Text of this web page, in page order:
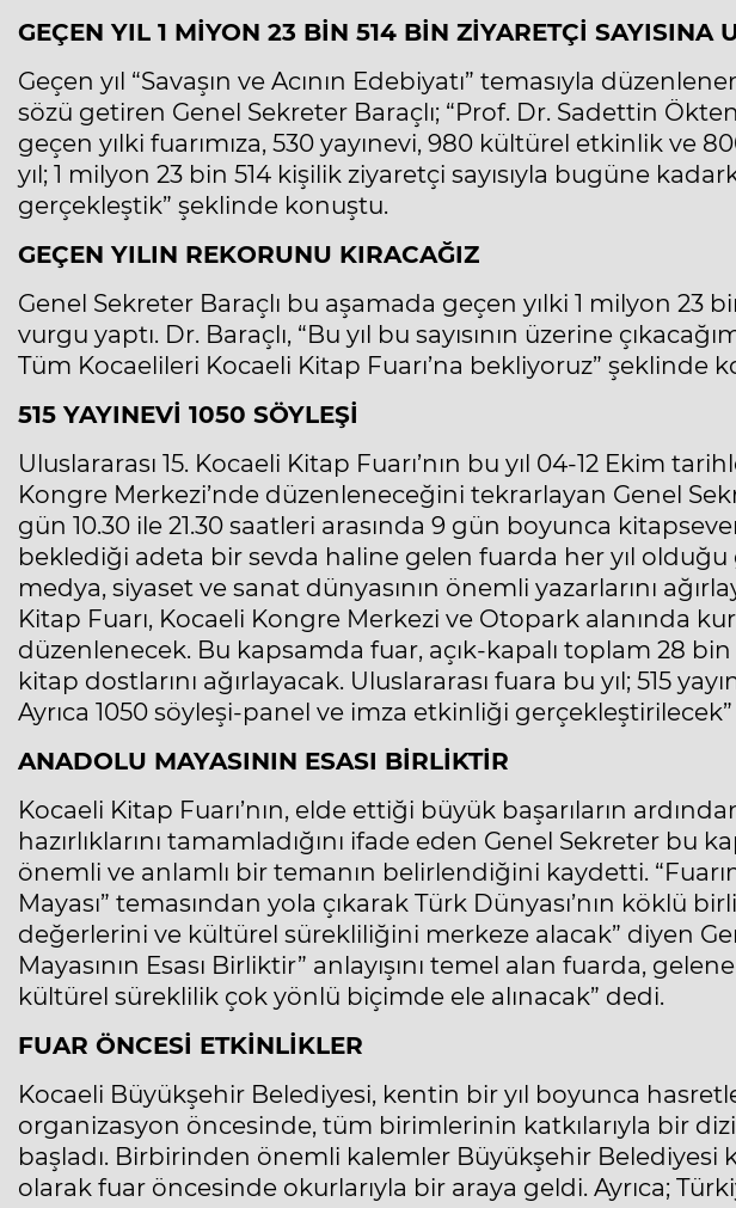
GEÇEN YIL 1 MİYON 23 BİN 514 BİN ZİYARETÇİ SAYISINA
Geçen yıl “Savaşın ve Acının Edebiyatı” temasıyla
sözü getiren Genel Sekreter Baraçlı; “Prof. Dr. Sadettin
geçen yılki fuarımıza, 530 yayınevi, 980 kültürel etkinlik ve
yıl; 1 milyon 23 bin 514 kişilik ziyaretçi sayısıyla bugüne
gerçekleştik” şeklinde konuştu.
GEÇEN YILIN REKORUNU KIRACAĞIZ
Genel Sekreter Baraçlı bu aşamada geçen yılki 1 milyon 23
vurgu yaptı. Dr. Baraçlı, “Bu yıl bu sayısının üzerine
Tüm Kocaelileri Kocaeli Kitap Fuarı’na bekliyoruz” şeklinde
515 YAYINEVİ 1050 SÖYLEŞİ
Uluslararası 15. Kocaeli Kitap Fuarı’nın bu yıl 04-12 Ekim
Kongre Merkezi’nde düzenleneceğini tekrarlayan Genel
gün 10.30 ile 21.30 saatleri arasında 9 gün boyunca
beklediği adeta bir sevda haline gelen fuarda her yıl
medya, siyaset ve sanat dünyasının önemli yazarlarını
Kitap Fuarı, Kocaeli Kongre Merkezi ve Otopark alanında
düzenlenecek. Bu kapsamda fuar, açık-kapalı toplam 28
kitap dostlarını ağırlayacak. Uluslararası fuara bu yıl; 515
Ayrıca 1050 söyleşi-panel ve imza etkinliği
ANADOLU MAYASININ ESASI BİRLİKTİR
Kocaeli Kitap Fuarı’nın, elde ettiği büyük başarıların
hazırlıklarını tamamladığını ifade eden Genel Sekreter bu
önemli ve anlamlı bir temanın belirlendiğini kaydetti.
Mayası” temasından yola çıkarak Türk Dünyası’nın köklü
değerlerini ve kültürel sürekliliğini merkeze alacak” diyen
Mayasının Esası Birliktir” anlayışını temel alan fuarda,
kültürel süreklilik çok yönlü biçimde ele alınacak” dedi.
FUAR ÖNCESİ ETKİNLİKLER
Kocaeli Büyükşehir Belediyesi, kentin bir yıl boyunca
organizasyon öncesinde, tüm birimlerinin katkılarıyla bir
başladı. Birbirinden önemli kalemler Büyükşehir
olarak fuar öncesinde okurlarıyla bir araya geldi. Ayrıca;